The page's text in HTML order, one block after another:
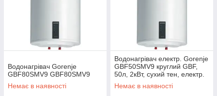
Водонагрівач Gorenje
GBF80SMV9 GBF80SMV9
Немає в наявності
Водонагрівач електр. Gorenje
GBF50SMV9 круглий GBF,
50л, 2кВт, сухий тен, електр.
кер-ння, B, білий
Немає в наявності